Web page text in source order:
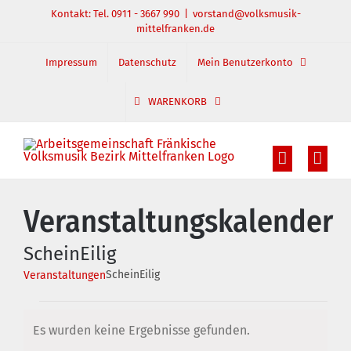
springen
Kontakt: Tel. 0911 - 3667 990
vorstand@volksmusik-
mittelfranken.de
Impressum Datenschutz Mein Benutzerkonto
WARENKORB
Veranstaltungskalender
ScheinEilig
VeranstaltungenScheinEilig
Es wurden keine Ergebnisse gefunden.